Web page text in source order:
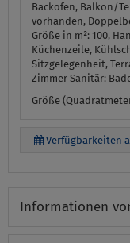
Backofen, Balkon/
vorhanden,
Größe in m²: 100,
Küchenzeile,
Sitzgelegenheit,
Zimmer Sanitär:
Größe
Verfügbarkeiten
Informationen